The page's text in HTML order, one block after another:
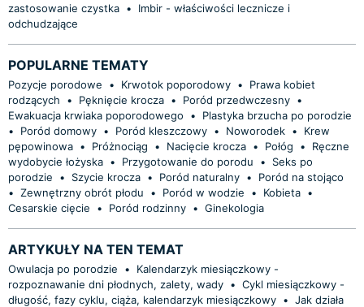
zastosowanie czystka •
Imbir - właściwości lecznicze i
odchudzające
POPULARNE TEMATY
Pozycje porodowe • Krwotok poporodowy •
Prawa kobiet
rodzących
• Pęknięcie krocza • Poród przedwczesny •
Ewakuacja krwiaka poporodowego
•
Plastyka brzucha po porodzie
•
Poród domowy • Poród kleszczowy • Noworodek •
Krew
pępowinowa • Próżnociąg • Nacięcie krocza • Połóg •
Ręczne
wydobycie łożyska • Przygotowanie do porodu •
Seks po
porodzie
• Szycie krocza • Poród naturalny •
Poród na stojąco
• Zewnętrzny obrót płodu • Poród w wodzie • Kobieta •
Cesarskie cięcie
• Poród rodzinny • Ginekologia
ARTYKUŁY NA TEN TEMAT
Owulacja po porodzie •
Kalendarzyk miesiączkowy -
rozpoznawanie dni płodnych, zalety, wady • Cykl miesiączkowy -
długość, fazy cyklu, ciąża, kalendarzyk miesiączkowy • Jak działa